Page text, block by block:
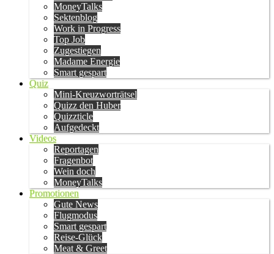
MoneyTalks
Sektenblog
Work in Progress
Top Job
Zugestiegen
Madame Energie
Smart gespart
Quiz
Mini-Kreuzworträtsel
Quizz den Huber
Quizzticle
Aufgedeckt
Videos
Reportagen
Fragenbot
Wein doch
MoneyTalks
Promotionen
Gute News
Flugmodus
Smart gespart
Reise-Glück
Meat & Greet